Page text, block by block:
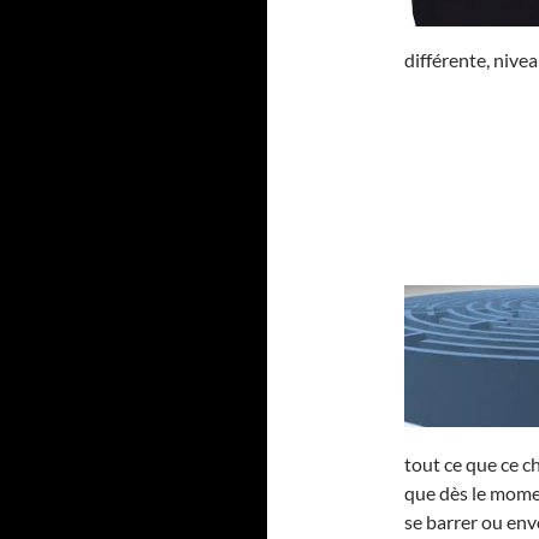
différente,
tout ce que ce
que dès le
se barrer ou